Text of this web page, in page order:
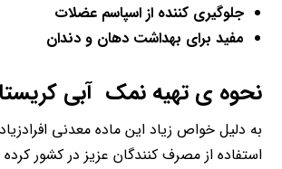
جلوگیری کننده از اسپاسم عضلات
مفید برای بهداشت دهان و دندان
نحوه ی تهیه نمک آبی
به دلیل خواص زیاد این ماده معدنی
استفاده از مصرف کنندگان عزیز در کشور کرده